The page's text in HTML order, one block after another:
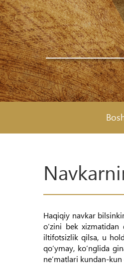
Haqiqiy navkar
o‘zini bek
iltifotsizlik qilsa, u
qo‘ymay, ko‘nglida
ne’matlari kundan-